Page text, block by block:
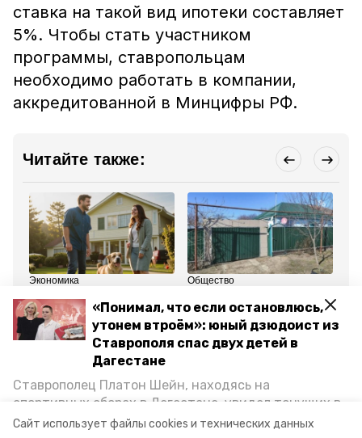
Сайт использует файлы cookies и технических данных
«Понимал, что если остановлюсь,
утонем втроём»: юный дзюдоист из
Ставрополя спас двух детей в
Дагестане
Ставрополец Платон Шейн, находясь на
спортивных сборах в Дегестане, увидел тонущих в
Каспийском море детей и бросился на помощь. По
ставка на такой вид ипотеки составляет
5%. Чтобы стать участником
программы, ставропольцам
необходимо работать в компании,
аккредитованной в Минцифры РФ.
Читайте также:
Экономика
На Ставрополье
зафиксировали
взрывной рост на
строительство домов с
Общество
Более 2,6 тыс. жителей
Ставрополья
воспользовались
сельской ипотекой за
Все новости